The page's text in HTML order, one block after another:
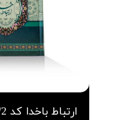
ارتباط باخدا کد 6/2